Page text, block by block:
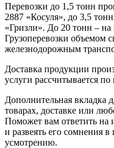
Перевозки до 1,5 тонн
2887 «Косуля», до 3,5
«Гризли». До 20 тонн –
Грузоперевозки объемом
железнодорожным
Доставка продукции
услуги рассчитывается
Дополнительная вкладка
товарах, доставке или
Поможет вам ответить на
и развеять его сомнения
усмотрению.